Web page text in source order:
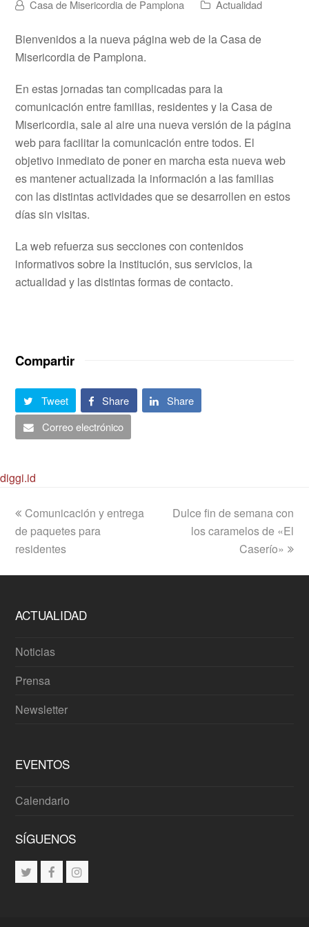
Casa de Misericordia de Pamplona
Actualidad
Bienvenidos a la nueva página web de la Casa de
Misericordia de Pamplona.
En estas jornadas tan complicadas para la
comunicación entre familias, residentes y la Casa de
Misericordia, sale al aire una nueva versión de la página
web para facilitar la comunicación entre todos. El
objetivo inmediato de poner en marcha esta nueva web
es mantener actualizada la información a las familias
con las distintas actividades que se desarrollen en estos
días sin visitas.
La web refuerza sus secciones con contenidos
informativos sobre la institución, sus servicios, la
actualidad y las distintas formas de contacto.
Compartir
Tweet Share
Share
Correo electrónico
diggi.id
previous
post:
Comunicación y entrega
de paquetes para
residentes
next
post:
Dulce fin de semana con
los caramelos de «El
Caserío»
ACTUALIDAD
Noticias
Prensa
Newsletter
EVENTOS
Calendario
SÍGUENOS
Twitter Facebook